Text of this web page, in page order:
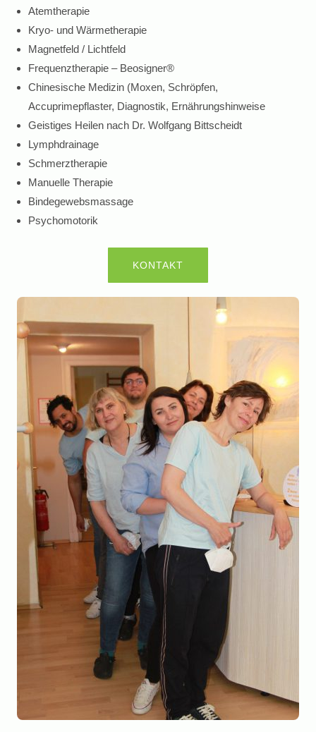
Atemtherapie
Kryo- und Wärmetherapie
Magnetfeld / Lichtfeld
Frequenztherapie – Beosigner®
Chinesische Medizin (Moxen, Schröpfen,
Accuprimepflaster, Diagnostik, Ernährungshinweise
Geistiges Heilen nach Dr. Wolfgang Bittscheidt
Lymphdrainage
Schmerztherapie
Manuelle Therapie
Bindegewebsmassage
Psychomotorik
KONTAKT